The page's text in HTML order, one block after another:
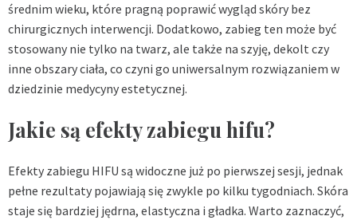
średnim wieku, które pragną poprawić wygląd skóry bez
chirurgicznych interwencji. Dodatkowo, zabieg ten może być
stosowany nie tylko na twarz, ale także na szyję, dekolt czy
inne obszary ciała, co czyni go uniwersalnym rozwiązaniem w
dziedzinie medycyny estetycznej.
Jakie są efekty zabiegu hifu?
Efekty zabiegu HIFU są widoczne już po pierwszej sesji, jednak
pełne rezultaty pojawiają się zwykle po kilku tygodniach. Skóra
staje się bardziej jędrna, elastyczna i gładka. Warto zaznaczyć,